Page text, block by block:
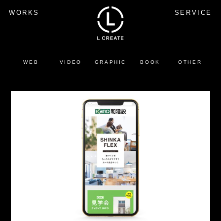
WORKS SERVICE
WEB VIDEO GRAPHIC BOOK OTHER